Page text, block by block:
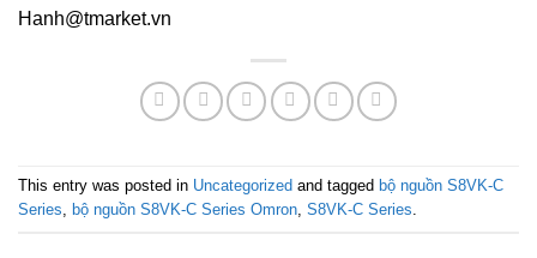
Hanh@tmarket.vn
This entry was posted in Uncategorized and tagged bộ nguồn S8VK-C
Series, bộ nguồn S8VK-C Series Omron, S8VK-C Series.